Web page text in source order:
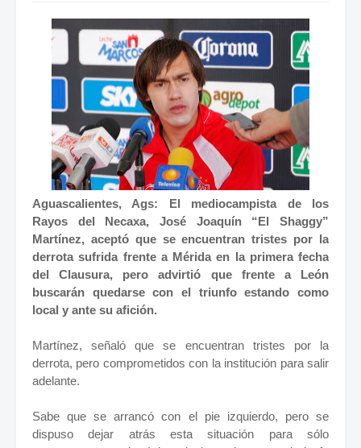
Aguascalientes, Ags: El mediocampista de los
Rayos del Necaxa, José Joaquín “El Shaggy”
Martínez, aceptó que se encuentran tristes por la
derrota sufrida frente a Mérida en la primera fecha
del Clausura, pero advirtió que frente a León
buscarán quedarse con el triunfo estando como
local y ante su afición.
Martínez, señaló que se encuentran tristes por la
derrota, pero comprometidos con la institución para salir
adelante.
Sabe que se arrancó con el pie izquierdo, pero se
dispuso dejar atrás esta situación para sólo